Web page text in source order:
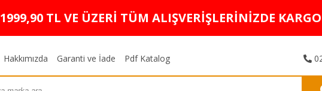
1999,90 TL VE ÜZERİ TÜM ALIŞVERİŞLERİNİZDE
Hakkımızda Garanti ve İade Pdf Katalog